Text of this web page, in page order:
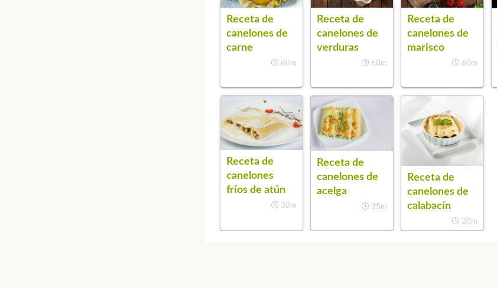
Receta de
canelones de
carne
60m
Receta de
canelones de
verduras
60m
Receta de
canelones de
marisco
60m
Receta de
canelones
fríos de atún
30m
Receta de
canelones de
acelga
35m
Receta de
canelones de
calabacín
20m